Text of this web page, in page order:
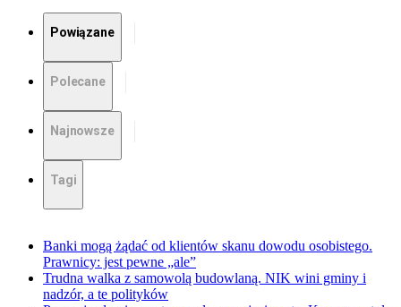
Powiązane
Polecane
Najnowsze
Tagi
Banki mogą żądać od klientów skanu dowodu osobistego.
Prawnicy: jest pewne „ale”
Trudna walka z samowolą budowlaną. NIK wini gminy i
nadzór, a te polityków